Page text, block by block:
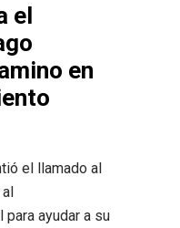
el
en
el llamado al
ayudar a su